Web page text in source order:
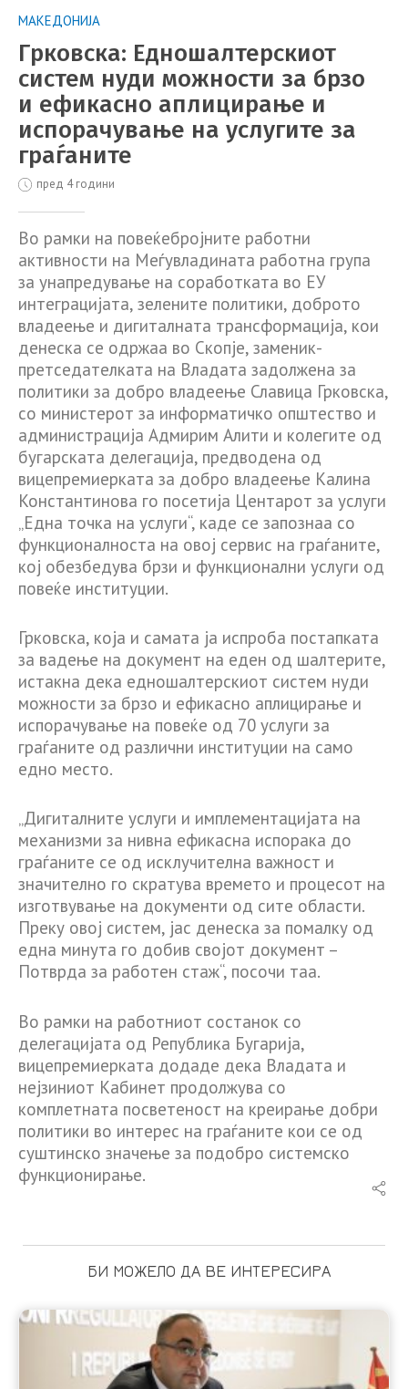
МАКЕДОНИЈА
Грковска: Eдношалтерскиот
систем нуди можности за брзо
и ефикасно аплицирање и
испорачување на услугите за
граѓаните
пред 4 години
Во рамки на повеќебројните работни
активности на Меѓувладината работна група
за унапредување на соработката во ЕУ
интеграцијата, зелените политики, доброто
владеење и дигиталната трансформација, кои
денеска се одржаа во Скопје, заменик-
претседателката на Владата задолжена за
политики за добро владеење Славица Грковска,
со министерот за информатичко општество и
администрација Адмирим Алити и колегите од
бугарската делегација, предводена од
вицепремиерката за добро владеење Калина
Константинова го посетија Центарот за услуги
„Една точка на услуги“, каде се запознаа со
функционалноста на овој сервис на граѓаните,
кој обезбедува брзи и функционални услуги од
повеќе институции.
Грковска, која и самата ја испроба постапката
за вадење на документ на еден од шалтерите,
истакна дека едношалтерскиот систем нуди
можности за брзо и ефикасно аплицирање и
испорачување на повеќе од 70 услуги за
граѓаните од различни институции на само
едно место.
„Дигиталните услуги и имплементацијата на
механизми за нивна ефикасна испорака до
граѓаните се од исклучителна важност и
значително го скратува времето и процесот на
изготвување на документи од сите области.
Преку овој систем, јас денеска за помалку од
една минута го добив својот документ –
Потврда за работен стаж“, посочи таа.
Во рамки на работниот состанок со
делегацијата од Република Бугарија,
вицепремиерката додаде дека Владата и
нејзиниот Кабинет продолжува со
комплетната посветеност на креирање добри
политики во интерес на граѓаните кои се од
суштинско значење за подобро системско
функционирање.
БИ МОЖЕЛО ДА ВЕ ИНТЕРЕСИРА